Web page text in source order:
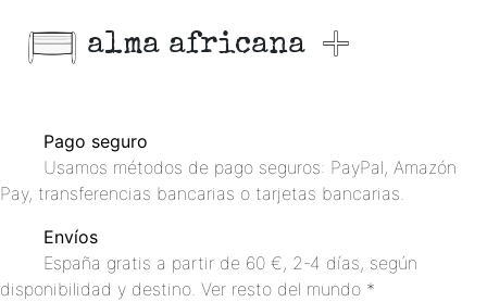
alma africana
Pago seguro
Usamos métodos de pago seguros: PayPal, Amazón
Pay, transferencias bancarias o tarjetas bancarias.
Envíos
España gratis a partir de 60 €, 2-4 días, según
disponibilidad y destino. Ver resto del mundo *